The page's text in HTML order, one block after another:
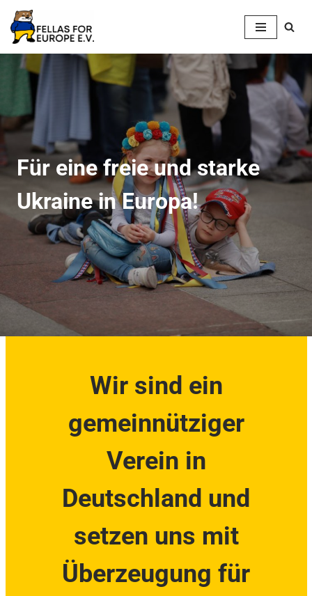
Zum
Inhalt
springen
Für eine freie und starke
Ukraine in Europa!
Wir sind ein
gemeinnütziger
Verein in
Deutschland und
setzen uns mit
Überzeugung für